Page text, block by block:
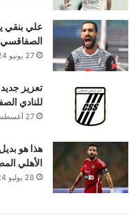
علي بنقي
الصفاقسي
27 يونيو 2024
تعزيز
للنادي
27 أغسطس 2024
هذا هو
الأهلي
28 يوليو 2024